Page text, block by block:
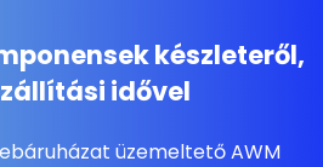
készleteről,
idővel
üzemeltető AWM